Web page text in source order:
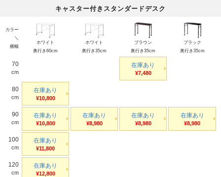
キャスター付きスタンダードデスク
カラー
＼
横幅
ホワイト
奥行き60cm
ホワイト
奥行き35cm
ブラウン
奥行き35cm
ブラック
奥行き35cm
70
cm
在庫あり
¥7,480
80
cm
在庫あり
¥10,800
90
cm
在庫あり
¥10,800
在庫あり
¥8,980
在庫あり
¥8,980
在庫あり
¥8,980
100
cm
在庫あり
¥11,800
120
cm
在庫あり
¥12,800